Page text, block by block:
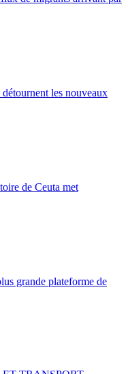
les nouveaux
de Ceuta met
grande plateforme de